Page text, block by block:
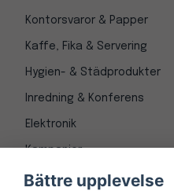
Kontorsvaror & Papper
Kaffe, Fika & Servering
Hygien- & Städprodukter
Inredning & Konferens
Elektronik
Kampanjer
Bättre upplevelse